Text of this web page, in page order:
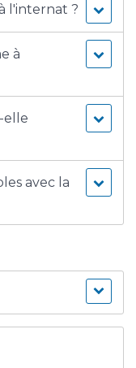
l'internat ?
à
elle
avec la